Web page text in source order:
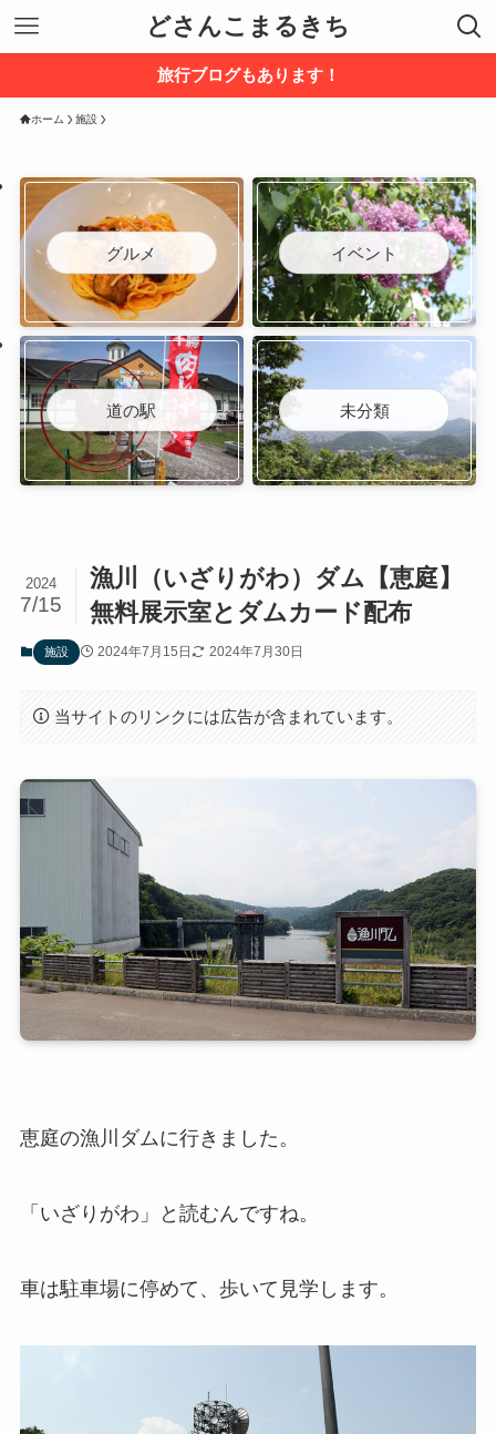
どさんこまるきち
旅行ブログもあります！
ホーム 施設
グルメ イベント
道の駅 未分類
漁川（いざりがわ）ダム【恵庭】
無料展示室とダムカード配布
2024
7/15
施設 2024年7月15日 2024年7月30日
当サイトのリンクには広告が含まれています。
恵庭の漁川ダムに行きました。
「いざりがわ」と読むんですね。
車は駐車場に停めて、歩いて見学します。